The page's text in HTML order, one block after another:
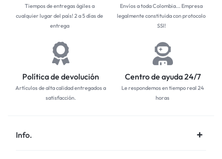
Tiempos de entregas ágiles a
cualquier lugar del país! 2 a 5 días de
entrega
Envíos a toda Colombia... Empresa
legalmente constituida con protocolo
SSl!
Política de devolución
Artículos de alta calidad entregados a
satisfacción.
Centro de ayuda 24/7
Le respondemos en tiempo real 24
horas
Info.